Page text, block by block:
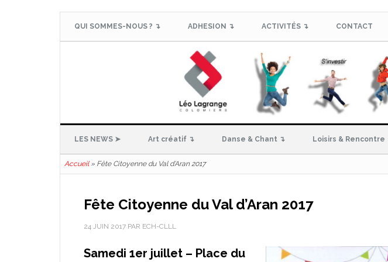
QUI SOMMES-NOUS ? ↴ ADHESION ↴ ACTIVITÉS ↴ CONTACT
LES NEWS ➤ Art créatif ↴ Danse & Chant ↴ Loisirs & Rencontre
Accueil» Fête Citoyenne du Val d’Aran 2017
Fête Citoyenne du Val d’Aran 2017
24 JUIN 2017 PAR ECH-CLLL
Samedi 1er juillet – Place du